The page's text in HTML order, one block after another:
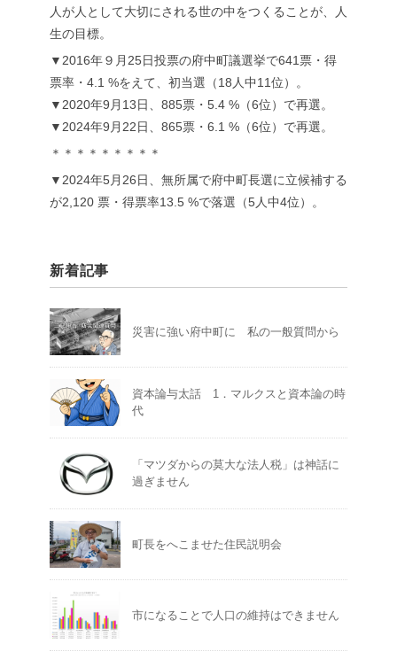
人が人として大切にされる世の中をつくることが、人
生の目標。
▼2016年９月25日投票の府中町議選挙で641票・得
票率・4.1 %をえて、初当選（18人中11位）。
▼2020年9月13日、885票・5.4 %（6位）で再選。
▼2024年9月22日、865票・6.1 %（6位）で再選。
＊＊＊＊＊＊＊＊＊
▼2024年5月26日、無所属で府中町長選に立候補する
が2,120 票・得票率13.5 %で落選（5人中4位）。
新着記事
災害に強い府中町に 私の一般質問から
資本論与太話 1．マルクスと資本論の時
代
「マツダからの莫大な法人税」は神話に
過ぎません
町長をへこませた住民説明会
市になることで人口の維持はできません